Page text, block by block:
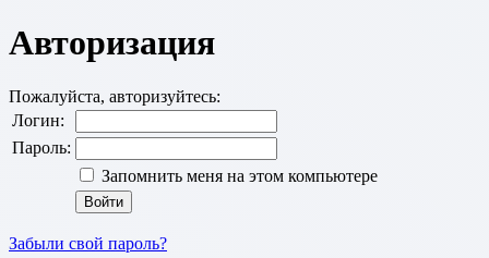
Авторизация
Пожалуйста, авторизуйтесь:
Логин:
Пароль:
Запомнить меня на этом компьютере
Забыли свой пароль?